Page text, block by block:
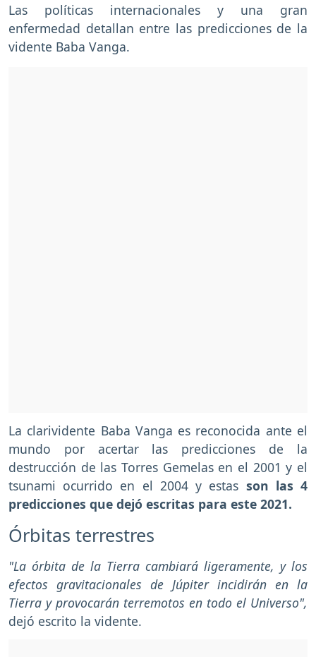
Las políticas internacionales y una gran
enfermedad detallan entre las predicciones de la
vidente Baba Vanga.
La clarividente Baba Vanga es reconocida ante el
mundo por acertar las predicciones de la
destrucción de las Torres Gemelas en el 2001 y el
tsunami ocurrido en el 2004 y estas son las 4
predicciones que dejó escritas para este 2021.
Órbitas terrestres
"La órbita de la Tierra cambiará ligeramente, y los
efectos gravitacionales de Júpiter incidirán en la
Tierra y provocarán terremotos en todo el Universo",
dejó escrito la vidente.